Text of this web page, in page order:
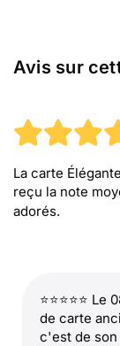
Avis sur
La carte
reçu la note
adorés.
⭐⭐⭐⭐⭐
de carte
c'est de